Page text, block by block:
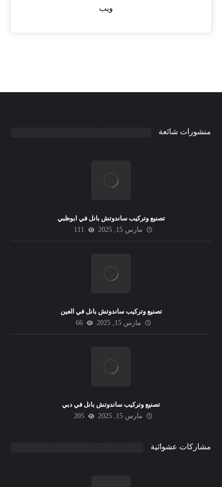
ويب
منشورات شائعة
تصنيع وتركيب ساندوتش بانل في ابوظبي
مارس 15, 2025
111
تصنيع وتركيب ساندوتش بانل في العين
مارس 15, 2025
66
تصنيع وتركيب ساندوتش بانل في دبي
مارس 15, 2025
205
مشاركات عشوائية